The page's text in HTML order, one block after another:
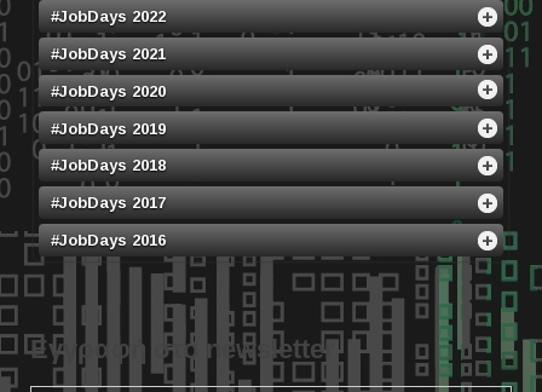
#JobDays 2022
#JobDays 2021
#JobDays 2020
#JobDays 2019
#JobDays 2018
#JobDays 2017
#JobDays 2016
Εγγραφή στο newsletter